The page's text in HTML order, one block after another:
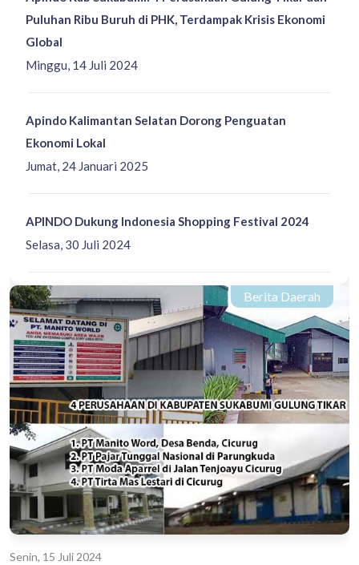
Minggu, 14 Juli 2024
Puluhan Ribu Buruh di PHK, Terdampak Krisis Ekonomi
Global
Jumat, 24 Januari 2025
Apindo Kalimantan Selatan Dorong Penguatan
Ekonomi Lokal
Selasa, 30 Juli 2024
APINDO Dukung Indonesia Shopping Festival 2024
Berita Daerah
Senin, 15 Juli 2024